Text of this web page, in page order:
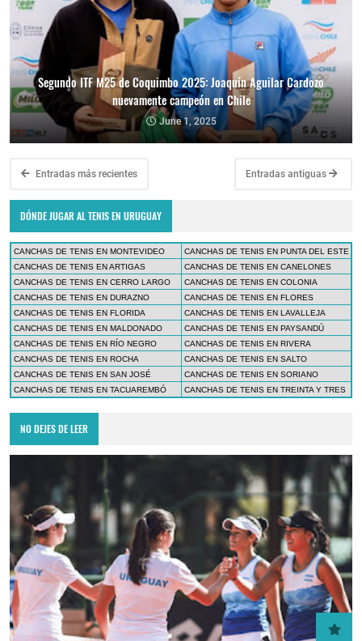
Segundo ITF M25 de Coquimbo 2025: Joaquín Aguilar Cardozo
nuevamente campeón en Chile
June 1, 2025
Entradas más recientes Entradas antiguas
DÓNDE JUGAR AL TENIS EN URUGUAY
CANCHAS DE TENIS EN MONTEVIDEO
CANCHAS DE TENIS EN PUNTA DEL ESTE
CANCHAS DE TENIS EN ARTIGAS
CANCHAS DE TENIS EN CANELONES
CANCHAS DE TENIS EN CERRO LARGO
CANCHAS DE TENIS EN COLONIA
CANCHAS DE TENIS EN DURAZNO
CANCHAS DE TENIS EN FLORES
CANCHAS DE TENIS EN FLORIDA
CANCHAS DE TENIS EN LAVALLEJA
CANCHAS DE TENIS EN MALDONADO
CANCHAS DE TENIS EN PAYSANDÚ
CANCHAS DE TENIS EN RÍO NEGRO
CANCHAS DE TENIS EN RIVERA
CANCHAS DE TENIS EN ROCHA
CANCHAS DE TENIS EN SALTO
CANCHAS DE TENIS EN SAN JOSÉ
CANCHAS DE TENIS EN SORIANO
CANCHAS DE TENIS EN TACUAREMBÓ
CANCHAS DE TENIS EN TREINTA Y TRES
NO DEJES DE LEER